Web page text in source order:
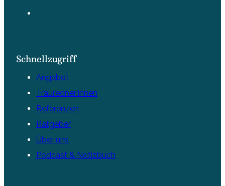
Schnellzugriff
Angebot
Trauredner:innen
Referenzen
Ratgeber
Über uns
Podcast & Notizbuch